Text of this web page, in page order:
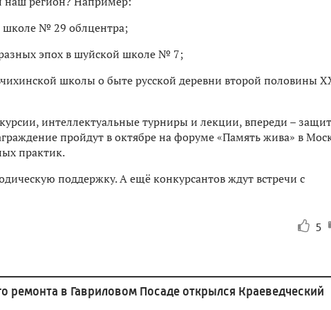
школе № 29 облцентра;
эпох в шуйской школе № 7;
школы о быте русской деревни второй половины
интеллектуальные турниры и лекции, впереди –
пройдут в октябре на форуме «Память жива» в
практик.
поддержку. А ещё конкурсантов ждут встречи с
5
ремонта в Гавриловом Посаде открылся Краеведческий